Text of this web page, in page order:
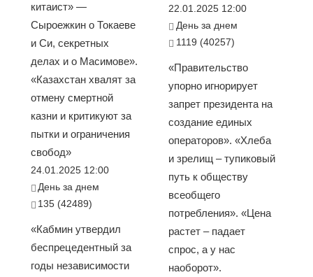
китаист» —
Сыроежкин о Токаеве
и Си, секретных
делах и о Масимове».
«Казахстан хвалят за
отмену смертной
казни и критикуют за
пытки и ограничения
свобод»
24.01.2025 12:00
День за днем
135 (42489)
«Кабмин утвердил
беспрецедентный за
годы независимости
22.01.2025 12:00
День за днем
1119 (40257)
«Правительство
упорно игнорирует
запрет президента на
создание единых
операторов». «Хлеба
и зрелищ – тупиковый
путь к обществу
всеобщего
потребления». «Цена
растет – падает
спрос, а у нас
наоборот».